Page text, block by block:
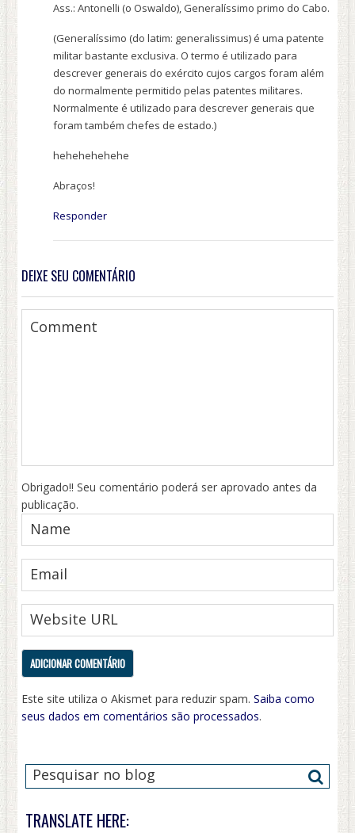
Ass.: Antonelli (o Oswaldo), Generalíssimo primo do Cabo.
(Generalíssimo (do latim: generalissimus) é uma patente
militar bastante exclusiva. O termo é utilizado para
descrever generais do exército cujos cargos foram além
do normalmente permitido pelas patentes militares.
Normalmente é utilizado para descrever generais que
foram também chefes de estado.)
hehehehehehe
Abraços!
Responder
DEIXE SEU COMENTÁRIO
Obrigado!! Seu comentário poderá ser aprovado antes da
publicação.
Este site utiliza o Akismet para reduzir spam.Saiba como
seus dados em comentários são processados.
TRANSLATE HERE: